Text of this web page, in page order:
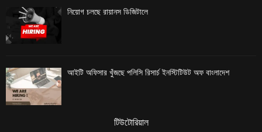
নিয়োগ চলছে রায়ানস ডিজিটালে
আইটি অফিসার খুঁজছে পলিসি রিসার্চ ইনস্টিটিউট অফ বাংলাদেশ
টিউটোরিয়াল